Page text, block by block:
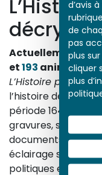
d’avis
de
pas
plus
cliquer
plus
décrypte
Actuellement en
et193 animations.
L’Histoire par
l’histoire de
période 1643-1945.
gravures,
documents
éclairage sur les
politiques et